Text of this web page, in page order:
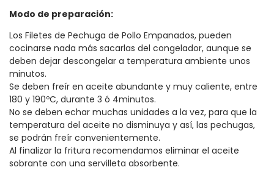
Modo de preparación:
Los Filetes de Pechuga de Pollo Empanados, pueden
cocinarse nada más sacarlas del congelador, aunque se
deben dejar descongelar a temperatura ambiente unos
minutos.
Se deben freír en aceite abundante y muy caliente, entre
180 y 190ºC, durante 3 ó 4minutos.
No se deben echar muchas unidades a la vez, para que la
temperatura del aceite no disminuya y así, las pechugas,
se podrán freír convenientemente.
Al finalizar la fritura recomendamos eliminar el aceite
sobrante con una servilleta absorbente.